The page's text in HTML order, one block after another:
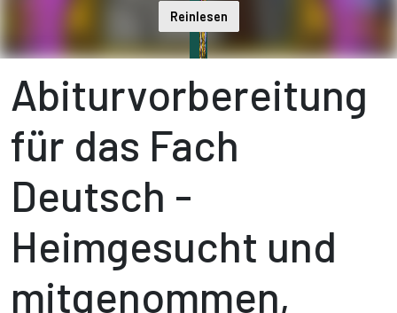
Reinlesen
Abiturvorbereitung
für das Fach
Deutsch -
Heimgesucht und
mitgenommen,